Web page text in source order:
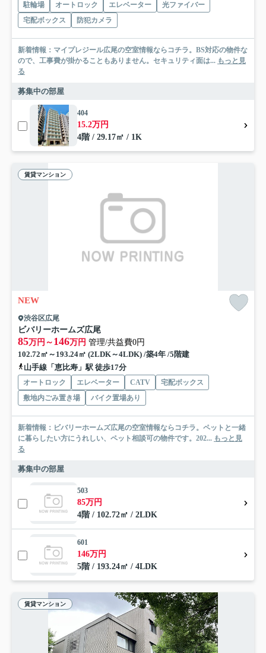
駐輪場 オートロック エレベーター
光ファイバー
宅配ボックス
防犯カメラ
新着情報：マイプレジール広尾の空室情報ならコチラ。BS対応の物件な
ので、工事費が掛かることもありません。セキュリティ面は... もっと見
る
募集中の部屋
404
15.2万円
4階 / 29.17㎡ / 1K
賃貸マンション
NEW
渋谷区広尾
ビバリーホームズ広尾
85万円～ 146万円 管理/共益費0円
102.72㎡～193.24㎡ (2LDK～4LDK) /築4年 /5階建
山手線「恵比寿」駅 徒歩17分
オートロック エレベーター CATV
宅配ボックス
敷地内ごみ置き場
バイク置場あり
新着情報：ビバリーホームズ広尾の空室情報ならコチラ。ペットと一緒
に暮らしたい方にうれしい、ペット相談可の物件です。202... もっと見
る
募集中の部屋
503
85万円
4階 / 102.72㎡ / 2LDK
601
146万円
5階 / 193.24㎡ / 4LDK
賃貸マンション